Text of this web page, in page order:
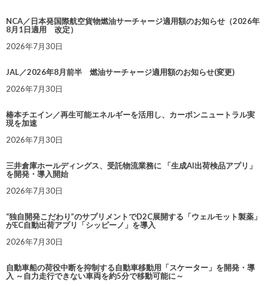
NCA／日本発国際航空貨物燃油サーチャージ適用額のお知らせ（2026年
8月1日適用 改定）
2026年7月30日
JAL／2026年8月前半 燃油サーチャージ適用額のお知らせ(変更)
2026年7月30日
椿本チエイン／再生可能エネルギーを活用し、カーボンニュートラル実
現を加速
2026年7月30日
三井倉庫ホールディングス、受託物流業務に 「生成AI出荷検品アプリ」
を開発・導入開始
2026年7月30日
“独自開発こだわり”のサプリメントでD2C展開する「ウェルモット製薬」
がEC自動出荷アプリ「シッピーノ」を導入
2026年7月30日
自動車船の荷役中断を抑制する自動車移動用「スケーター」を開発・導
入 ～自力走行できない車両を約5分で移動可能に～